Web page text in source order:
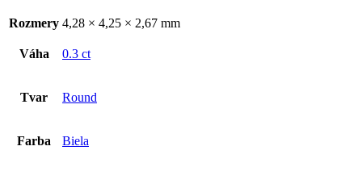
Rozmery 4,28 × 4,25 × 2,67 mm
Váha 0.3 ct
Tvar Round
Farba Biela